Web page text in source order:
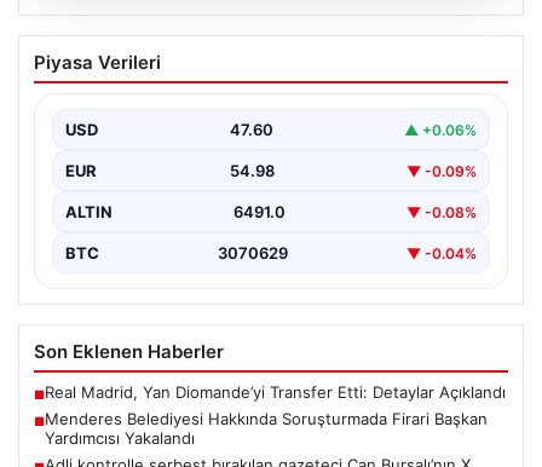
05.08.2026
Menderes Belediyesi Hakkında
Soruşturmada Firari Başkan Yardımcısı
İzmir'de Menderes Belediyesi'ne yönelik
olarak aranan Belediye Başkan Yardımcısı…
Piyasa Verileri
USD 47.60 ▲ +0.06%
EUR 54.98 ▼ -0.09%
ALTIN 6491.0 ▼ -0.08%
BTC 3070629 ▼ -0.04%
Son Eklenen Haberler
■Real Madrid, Yan Diomande’yi Transfer Etti: Detaylar Açıklandı
■Menderes Belediyesi Hakkında Soruşturmada Firari Başkan
Yardımcısı Yakalandı